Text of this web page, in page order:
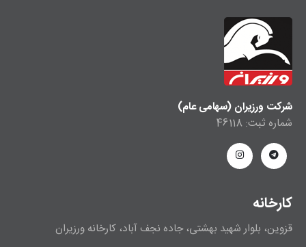
شرکت ورزیران (سهامی عام)
شماره ثبت: 46118
کارخانه
قزوین، بلوار شهید بهشتی، جاده نجف آباد، کارخانه ورزیران